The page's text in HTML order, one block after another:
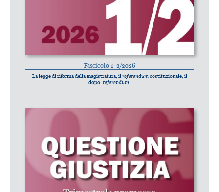
Fascicolo 1-2/2026
La legge di riforma della magistratura, ilreferendumcostituzionale, il
dopo-referendum.